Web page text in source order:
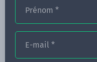
Prénom *
E-mail *
CONGRÈS